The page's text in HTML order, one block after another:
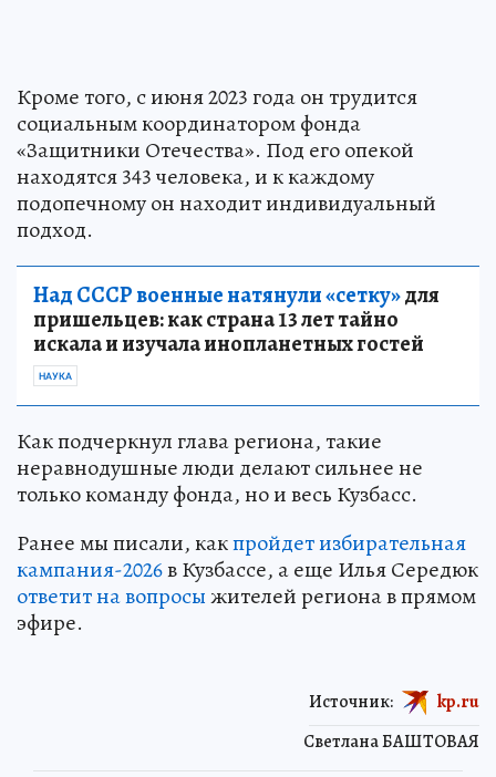
Кроме того, с июня 2023 года он трудится
социальным координатором фонда
«Защитники Отечества». Под его опекой
находятся 343 человека, и к каждому
подопечному он находит индивидуальный
подход.
Над СССР военные натянули «сетку»для
пришельцев: как страна 13 лет тайно
искала и изучала инопланетных гостей
НАУКА
Как подчеркнул глава региона, такие
неравнодушные люди делают сильнее не
только команду фонда, но и весь Кузбасс.
Ранее мы писали, какпройдет избирательная
кампания-2026в Кузбассе, а еще Илья Середюк
ответит на вопросыжителей региона в прямом
эфире.
Светлана БАШТОВАЯ
Источник: kp.ru